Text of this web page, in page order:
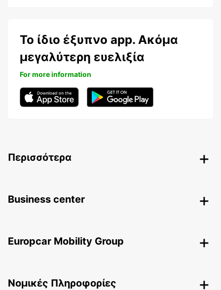
Το ίδιο έξυπνο app. Ακόμα
μεγαλύτερη ευελιξία
For more information
Περισσότερα
Business center
Europcar Mobility Group
Nομικές Πληροφορίες